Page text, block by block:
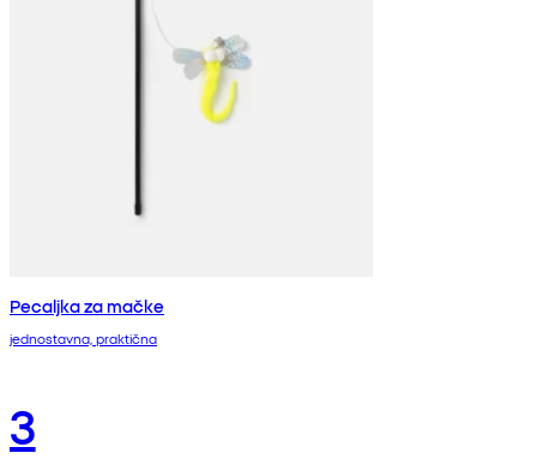
Pecaljka za mačke
jednostavna, praktična
3